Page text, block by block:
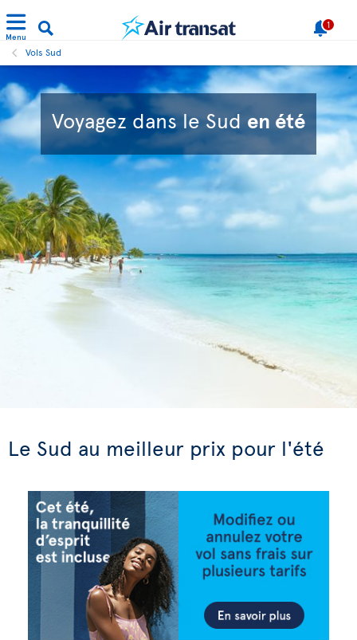
Menu
1
Vols Sud
Voyagez dans le Sud en été
Le Sud au meilleur prix pour l'été